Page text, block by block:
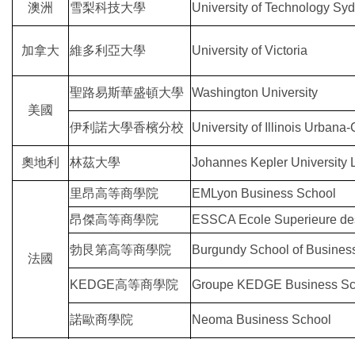
澳洲 雪梨科技大學 University of Technology
加拿大 維多利亞大學 University of Victoria
美國
聖路易斯華盛頓大學 Washington University
伊利諾大學香檳分校 University of Illinois Urbana-
奧地利 林茲大學 Johannes Kepler University
法國
里昂高等商學院
EMLyon Business School
昂傑高等商學院
ESSCA Ecole Superieure
勃艮第高等商學院 Burgundy School of
KEDGE高等商學院 Groupe KEDGE Business
諾歐商學院 Neoma Business School